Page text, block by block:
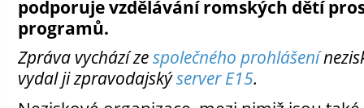
podporuje vzdělávání romských dětí
programů.
Zpráva vychází zespolečného prohlášení
vydal ji zpravodajskýserver E15.